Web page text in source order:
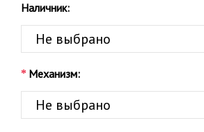
Наличник:
Механизм: